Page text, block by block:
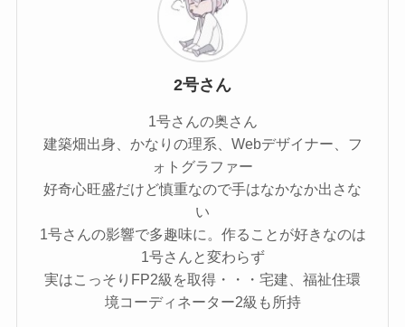
2号さん
1号さんの奥さん
建築畑出身、かなりの理系、Webデザイナー、フ
ォトグラファー
好奇心旺盛だけど慎重なので手はなかなか出さな
い
1号さんの影響で多趣味に。作ることが好きなのは
1号さんと変わらず
実はこっそりFP2級を取得・・・宅建、福祉住環
境コーディネーター2級も所持